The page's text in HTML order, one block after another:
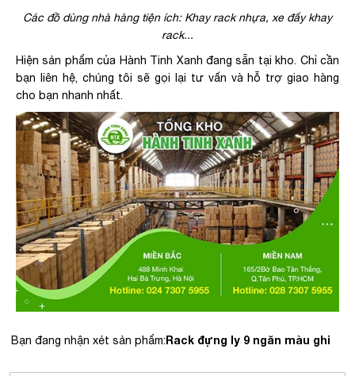
Các đồ dùng nhà hàng tiện ích: Khay rack nhựa, xe đẩy khay
rack...
Hiện sản phẩm của Hành Tinh Xanh đang sẵn tại kho. Chỉ cần
bạn liên hệ, chúng tôi sẽ gọi lại tư vấn và hỗ trợ giao hàng
cho bạn nhanh nhất.
Bạn đang nhận xét sản phẩm:Rack đựng ly 9 ngăn màu ghi